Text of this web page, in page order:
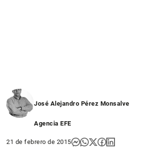
José Alejandro Pérez Monsalve
Agencia EFE
21 de febrero de 2015